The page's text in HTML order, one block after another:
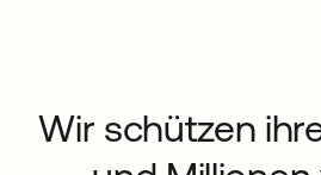
Wir schützen